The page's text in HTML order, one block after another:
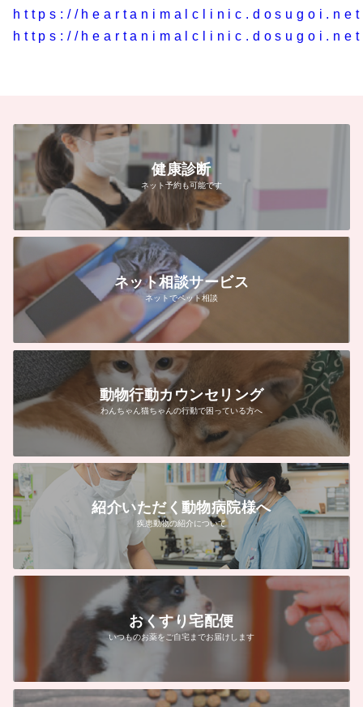
https://
https://
健康診断
ネット予約も可能です
ネット相談サービス
ネットでペット相談
動物行動カウンセリング
わんちゃん猫ちゃんの行動で困っている方へ
紹介いただく動物病院様へ
疾患動物の紹介について
おくすり宅配便
いつものお薬をご自宅までお届けします